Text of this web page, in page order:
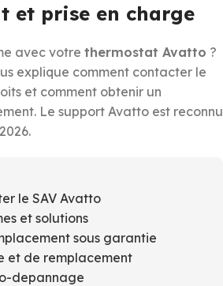
et prise en charge
avec votre thermostat Avatto ?
explique comment contacter le
et comment obtenir un
Le support Avatto est reconnu
le SAV Avatto
et solutions
sous garantie
et de remplacement
depannage